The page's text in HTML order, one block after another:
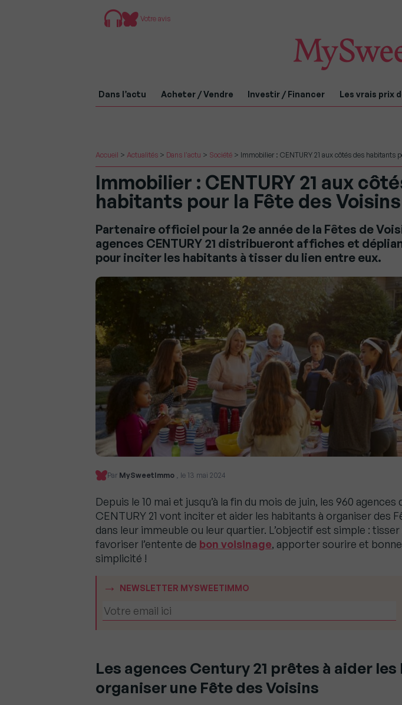
Votre avis
Dans l’actu Acheter / Vendre Investir / Financer Les vrais prix
Accueil > Actualités > Dans l'actu > Société > Immobilier : CENTURY 21 aux côtés des habitants
Immobilier : CENTURY 21 aux
habitants pour la Fête des Voisins
Partenaire officiel pour la 2e année de la Fêtes de
agences CENTURY 21 distribueront affiches et
pour inciter les habitants à tisser du lien entre eux.
Par MySweetImmo , le 13 mai 2024
Depuis le 10 mai et jusqu’à la fin du mois de juin, les 960 agences
CENTURY 21 vont inciter et aider les habitants à organiser des
dans leur immeuble ou leur quartier. L’objectif est simple : tisser
favoriser l’entente de bon voisinage, apporter sourire et
simplicité !
NEWSLETTER MYSWEETIMMO
Les agences Century 21 prêtes à aider
organiser une Fête des Voisins